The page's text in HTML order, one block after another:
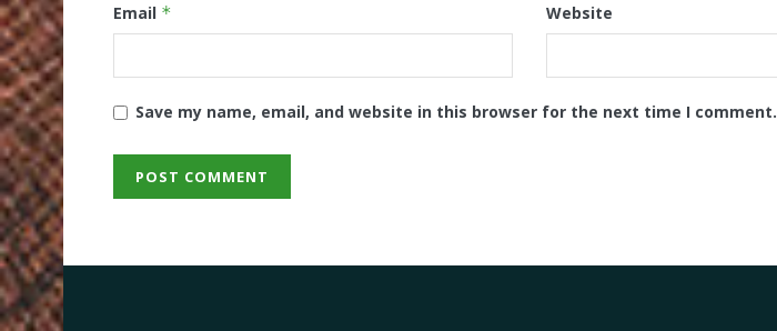
Email * Website
Save my name, email, and website in this browser for the next time I comment.